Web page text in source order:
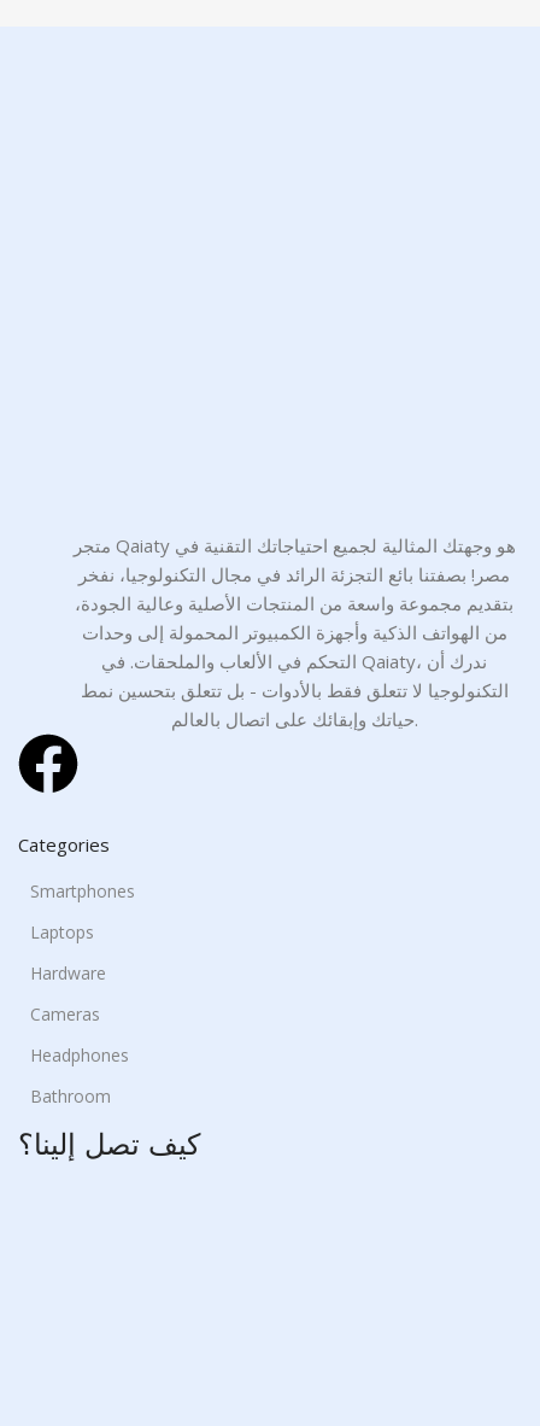
متجر Qaiaty هو وجهتك المثالية لجميع احتياجاتك التقنية في
مصر! بصفتنا بائع التجزئة الرائد في مجال التكنولوجيا، نفخر
بتقديم مجموعة واسعة من المنتجات الأصلية وعالية الجودة،
من الهواتف الذكية وأجهزة الكمبيوتر المحمولة إلى وحدات
التحكم في الألعاب والملحقات. في Qaiaty، ندرك أن
التكنولوجيا لا تتعلق فقط بالأدوات - بل تتعلق بتحسين نمط
حياتك وإبقائك على اتصال بالعالم.
Categories
Smartphones
Laptops
Hardware
Cameras
Headphones
Bathroom
كيف تصل إلينا؟